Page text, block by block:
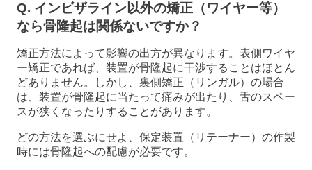
Q. インビザライン以外の矯正（ワイヤー等）
なら骨隆起は関係ないですか？
矯正方法によって影響の出方が異なります。表側ワイヤ
ー矯正であれば、装置が骨隆起に干渉することはほとん
どありません。しかし、裏側矯正（リンガル）の場合
は、装置が骨隆起に当たって痛みが出たり、舌のスペー
スが狭くなったりすることがあります。
どの方法を選ぶにせよ、保定装置（リテーナー）の作製
時には骨隆起への配慮が必要です。